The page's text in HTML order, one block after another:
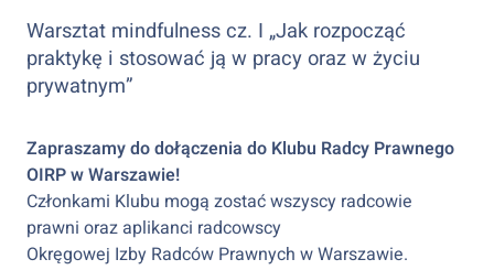
Warsztat mindfulness cz. I „Jak rozpocząć
praktykę i stosować ją w pracy oraz w życiu
prywatnym”
Zapraszamy do dołączenia do Klubu Radcy Prawnego
OIRP w Warszawie!
Członkami Klubu mogą zostać wszyscy radcowie
prawni oraz aplikanci radcowscy
Okręgowej Izby Radców Prawnych w Warszawie.